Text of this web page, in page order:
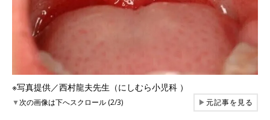
※写真提供／西村龍夫先生（にしむら小児科 ）
▼次の画像は下へスクロール (2/3) ▶元記事を見る